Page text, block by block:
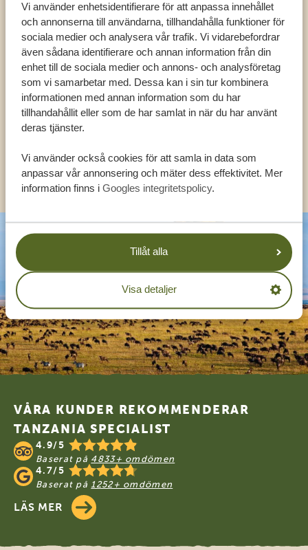
Vi använder enhetsidentifierare för att anpassa innehållet
och annonserna till användarna, tillhandahålla funktioner för
sociala medier och analysera vår trafik. Vi vidarebefordrar
även sådana identifierare och annan information från din
enhet till de sociala medier och annons- och analysföretag
som vi samarbetar med. Dessa kan i sin tur kombinera
informationen med annan information som du har
tillhandahållit eller som de har samlat in när du har använt
deras tjänster.
Vi använder också cookies för att samla in data som
anpassar vår annonsering och mäter dess effektivitet. Mer
information finns i Googles integritetspolicy.
Tillåt alla
Visa detaljer
Ring en expert
FÅ PERSONLIG RÅDGIVNING FRÅN VÅRA
EXPERTER
KONTAKT
Footer
VÅRA KUNDER REKOMMENDERAR
TANZANIA SPECIALIST
4.9/5
Baserat på 4833+ omdömen
4.7/5
Baserat på 1252+ omdömen
LÄS MER